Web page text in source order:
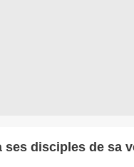
ses disciples de sa